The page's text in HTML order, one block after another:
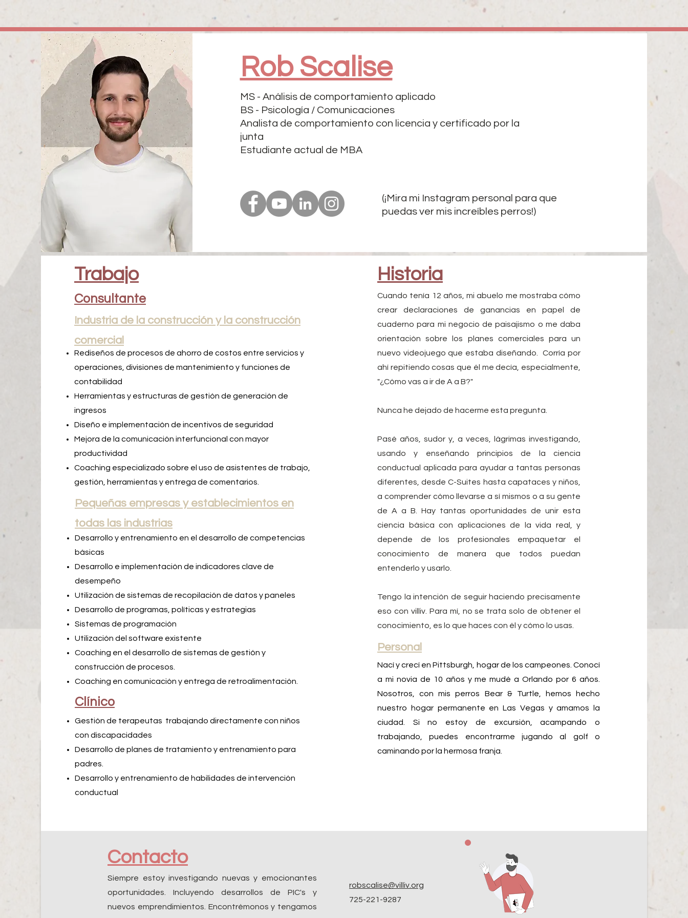
Rob Scalise
MS - Análisis de comportamiento aplicado
BS - Psicología / Comunicaciones
Analista de comportamiento con licencia y certificado por la
junta
Estudiante actual de MBA
(¡Mira mi Instagram personal para que
puedas ver mis increíbles perros!)
Trabajo
Consultante
Industria de la construcción y la construcción
comercial
Rediseños de procesos de ahorro de costos entre servicios y
operaciones, divisiones de mantenimiento y funciones de
contabilidad
Herramientas y estructuras de gestión de generación de
ingresos
Diseño e implementación de incentivos de seguridad
Mejora de la comunicación interfuncional con mayor
productividad
Coaching especializado sobre el uso de asistentes de trabajo,
gestión, herramientas y entrega de comentarios.
Pequeñas empresas y establecimientos en
todas las industrias
Desarrollo y entrenamiento en el desarrollo de competencias
básicas
Desarrollo e implementación de indicadores clave de
desempeño
Utilización de sistemas de recopilación de datos y paneles
Desarrollo de programas, políticas y estrategias
Sistemas de programación
Utilización del software existente
Coaching en el desarrollo de sistemas de gestión y
construcción de procesos.
Coaching en comunicación y entrega de retroalimentación.
Clínico
Gestión de terapeutas trabajando directamente con niños
con discapacidades
Desarrollo de planes de tratamiento y entrenamiento para
padres.
Desarrollo y entrenamiento de habilidades de intervención
conductual
Historia
Cuando tenía 12 años, mi abuelo me mostraba cómo
crear declaraciones de ganancias en papel de
cuaderno para mi negocio de paisajismo o me daba
orientación sobre los planes comerciales para un
nuevo videojuego que estaba diseñando.
Corría por
ahí repitiendo cosas que él me decía, especialmente,
"¿Cómo vas a ir de A a B?"
Nunca he dejado de hacerme esta pregunta.
Pasé años, sudor y, a veces, lágrimas investigando,
usando y enseñando principios de la ciencia
conductual aplicada para ayudar a tantas personas
diferentes, desde C-Suites hasta capataces y niños,
a comprender cómo llevarse a sí mismos o a su gente
de A a B. Hay tantas oportunidades de unir esta
ciencia básica con aplicaciones de la vida real, y
depende de los profesionales empaquetar el
conocimiento de manera que todos puedan
entenderlo y usarlo.
Tengo la intención de seguir haciendo precisamente
eso con villiv. Para mí, no se trata solo de obtener el
conocimiento, es lo que haces con él y cómo lo usas.
Personal
Nací y crecí en Pittsburgh, hogar de los campeones. Conocí
a mi novia de 10 años y me mudé a Orlando por 6 años.
Nosotros, con mis perros Bear & Turtle, hemos hecho
nuestro hogar permanente en Las Vegas y amamos la
ciudad. Si no estoy de excursión, acampando o
trabajando, puedes encontrarme jugando al golf o
caminando por la hermosa franja.
Contacto
Siempre estoy investigando nuevas y emocionantes
oportunidades. Incluyendo desarrollos de PIC's y
nuevos emprendimientos. Encontrémonos y tengamos
robscalise@villiv.org
725-221-9287